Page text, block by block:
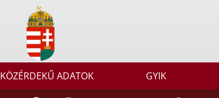
KÖZÉRDEKŰ ADATOK GYIK